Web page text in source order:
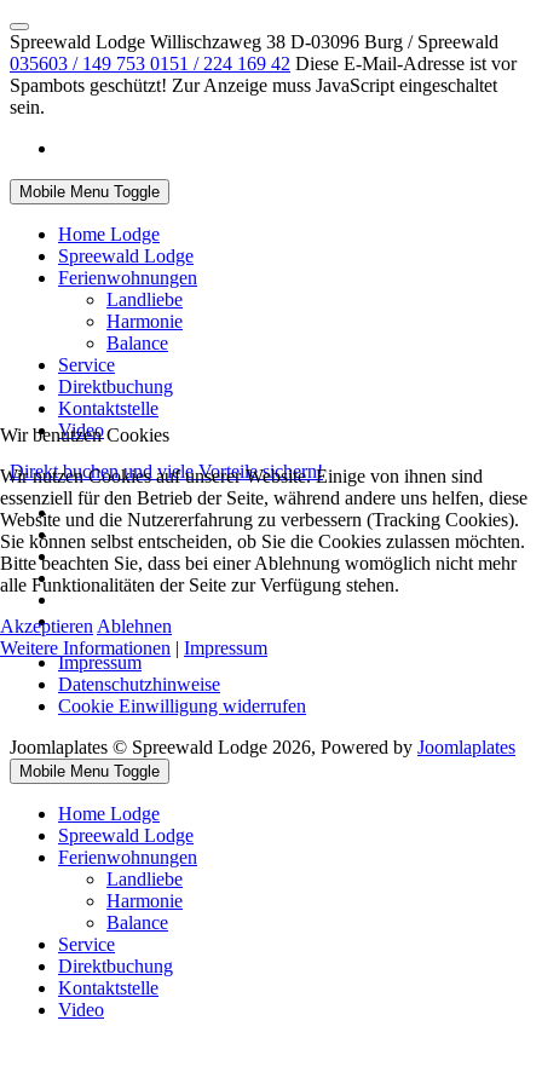
Spreewald Lodge Willischzaweg 38 D-03096 Burg / Spreewald
035603 / 149 753 0151 / 224 169 42 Diese E-Mail-Adresse ist vor
Spambots geschützt! Zur Anzeige muss JavaScript eingeschaltet
sein.
Mobile Menu Toggle
Home Lodge
Spreewald Lodge
Ferienwohnungen
Landliebe
Harmonie
Balance
Service
Direktbuchung
Kontaktstelle
Video
Direkt buchen und viele Vorteile sichern!
Impressum
Datenschutzhinweise
Cookie Einwilligung widerrufen
Joomlaplates © Spreewald Lodge 2026, Powered by Joomlaplates
Mobile Menu Toggle
Home Lodge
Spreewald Lodge
Ferienwohnungen
Landliebe
Harmonie
Balance
Service
Direktbuchung
Kontaktstelle
Video
Wir benutzen Cookies
Wir nutzen Cookies auf unserer Website. Einige von ihnen sind
essenziell für den Betrieb der Seite, während andere uns helfen, diese
Website und die Nutzererfahrung zu verbessern (Tracking Cookies).
Sie können selbst entscheiden, ob Sie die Cookies zulassen möchten.
Bitte beachten Sie, dass bei einer Ablehnung womöglich nicht mehr
alle Funktionalitäten der Seite zur Verfügung stehen.
Akzeptieren Ablehnen
Weitere Informationen | Impressum